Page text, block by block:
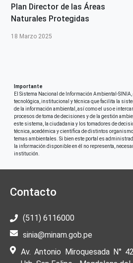
Plan Director de las Áreas
Naturales Protegidas
18 Marzo 2025
Importante
El Sistema Nacional de Información Ambiental-
tecnológica, institucional y técnica que facilita la
de la información ambiental, así como el uso e
procesos de toma de decisiones y de la gestión
este sistema, la ciudadania y los tomadores de
técnica, acedémica y científica de distintos
temas ambientales. Si bien este portal es
la información disponible en él no representa,
institución.
Contacto
(511) 6116000
sinia@minam.gob.pe
Av. Antonio Miroquesada N°